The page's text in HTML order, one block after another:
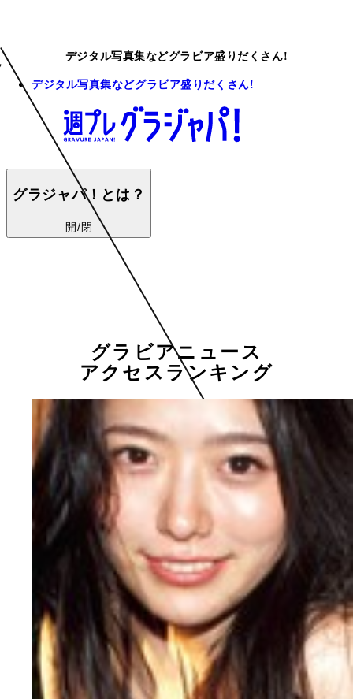
デジタル写真集などグラビア盛りだくさん!
デジタル写真集などグラビア盛りだくさん!
グラジャパ！とは？
開/閉
グラビアニュース
アクセスランキング